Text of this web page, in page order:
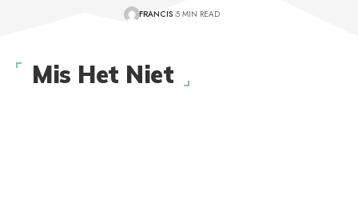
FRANCIS 5 MIN READ
Mis Het Niet